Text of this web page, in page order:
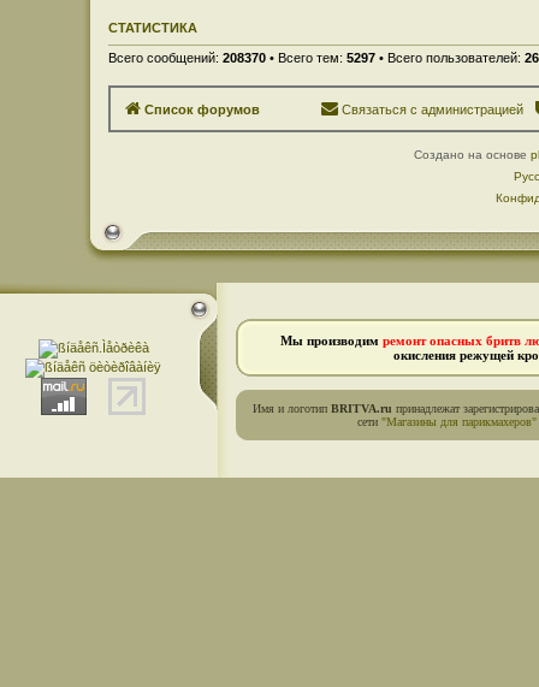
СТАТИСТИКА
Всего сообщений: 208370 • Всего тем: 5297 • Всего пользователей:
Список форумов Связаться с администрацией
Создано на основе
Мы производим ремонт опасных бритв
окисления режущей
Имя и логотип BRITVA.ru принадлежат
сети "Магазины для парикмахеров"